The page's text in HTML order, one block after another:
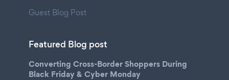
Guest Blog Post
Featured Blog post
Converting Cross-Border Shoppers During
Black Friday & Cyber Monday